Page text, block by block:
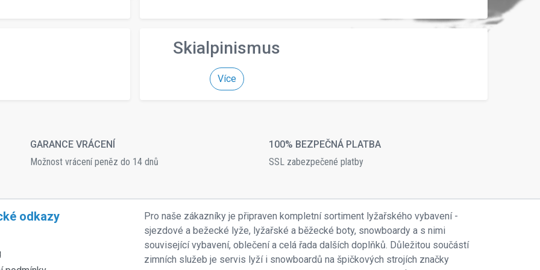
Skialpinismus
Více
GARANCE VRÁCENÍ
Možnost vrácení peněz do 14 dnů
100% BEZPEČNÁ PLATBA
SSL zabezpečené platby
odkazy
Pro naše zákazníky je připraven kompletní sortiment lyžařského vybavení -
sjezdové a bežecké lyže, lyžařské a běžecké boty, snowboardy a s nimi
související vybavení, oblečení a celá řada dalších doplňků. Důležitou součástí
zimních služeb je servis lyží i snowboardů na špičkových strojích značky